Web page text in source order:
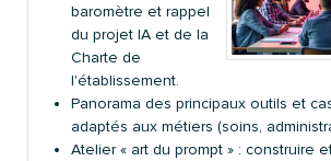
baromètre et rappel
du projet IA et de la
Charte de
l'établissement.
Panorama des principaux outils et
adaptés aux métiers (soins,
Atelier « art du prompt » : construire